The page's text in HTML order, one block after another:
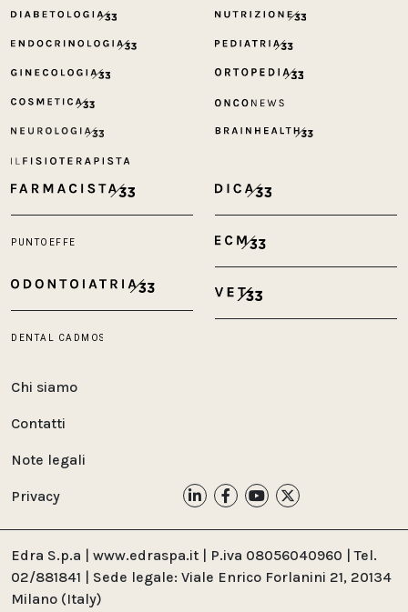
Chi siamo
Contatti
Note legali
Privacy
Edra S.p.a | www.edraspa.it | P.iva 08056040960 | Tel.
02/881841 | Sede legale: Viale Enrico Forlanini 21, 20134
Milano (Italy)